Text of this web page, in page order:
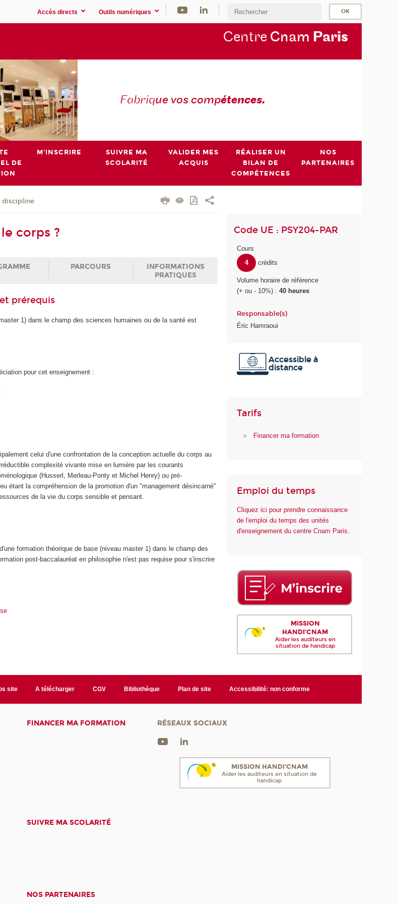
Accès directs Outils numériques
Centre Cnam Paris
Fabrique vos compétences.
DE
M'INSCRIRE
SUIVRE MA
SCOLARITÉ
VALIDER MES
ACQUIS
RÉALISER UN
BILAN DE
COMPÉTENCES
NOS
PARTENAIRES
discipline
corps ?
PARCOURS
INFORMATIONS
PRATIQUES
prérequis
1) dans le champ des sciences humaines ou de la santé est
pour cet enseignement :
celui d'une confrontation de la conception actuelle du corps au
complexité vivante mise en lumière par les courants
(Husserl, Merleau-Ponty et Michel Henry) ou pré-
étant la compréhension de la promotion d'un "management désincarné"
de la vie du corps sensible et pensant.
formation théorique de base (niveau master 1) dans le champ des
post-baccalauréat en philosophie n'est pas requise pour s'inscrire
Code UE : PSY204-PAR
Cours
4
crédits
Volume horaire de référence
(+ ou - 10%) :40 heures
Responsable(s)
Éric Hamraoui
Accessible à
distance
Tarifs
Financer ma formation
Emploi du temps
Cliquez ici pour prendre connaissance
de l'emploi du temps des unités
d'enseignement du centre Cnam Paris.
MISSION
HANDI'CNAM
Aider les auditeurs en
situation de handicap
site A télécharger CGV Bibliothèque Plan de site Accessibilité: non conforme
FINANCER MA FORMATION
SUIVRE MA SCOLARITÉ
NOS PARTENAIRES
RÉSEAUX SOCIAUX
MISSION HANDI'CNAM
Aider les auditeurs en situation de
handicap